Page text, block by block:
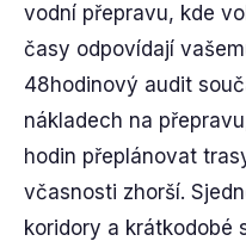
vodní přepravu, kde
časy odpovídají
48hodinový audit
nákladech na
hodin přeplánovat
včasnosti zhorší.
koridory a krátkodobé